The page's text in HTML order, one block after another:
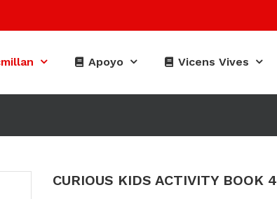
Apoyo Vicens Vives
CURIOUS KIDS ACTIVITY BOOK 4